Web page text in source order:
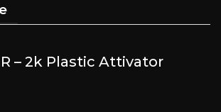
– 2k Plastic Attivator